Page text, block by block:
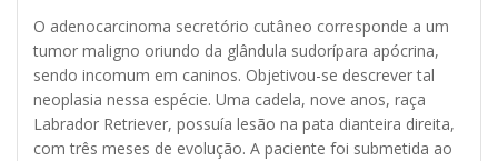
O adenocarcinoma secretório cutâneo corresponde a um
tumor maligno oriundo da glândula sudorípara apócrina,
sendo incomum em caninos. Objetivou-se descrever tal
neoplasia nessa espécie. Uma cadela, nove anos, raça
Labrador Retriever, possuía lesão na pata dianteira direita,
com três meses de evolução. A paciente foi submetida ao